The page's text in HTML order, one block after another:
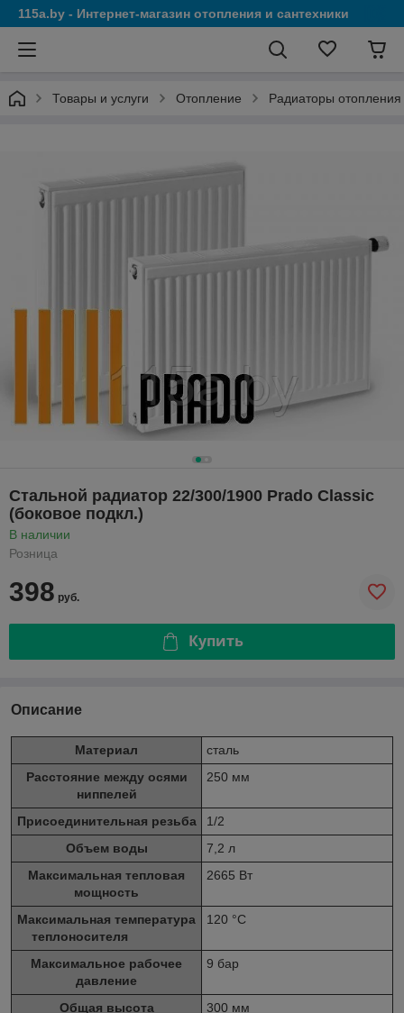
115a.by - Интернет-магазин отопления и сантехники
Товары и услуги Отопление Радиаторы отопления
Стальной радиатор 22/300/1900 Prado Classic
(боковое подкл.)
В наличии
Розница
398 руб.
Купить
Описание
Материал
сталь
Расстояние между осями
ниппелей
250 мм
Присоединительная резьба
1/2
Объем воды
7,2 л
Максимальная тепловая
мощность
2665 Вт
Максимальная температура
теплоносителя
120 °С
Максимальное рабочее
давление
9 бар
Общая высота
300 мм